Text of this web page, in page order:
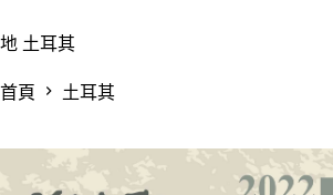
地 土耳其
首頁 土耳其